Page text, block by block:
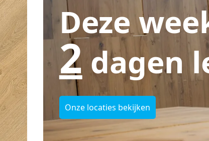
Deze
2 dagen
Onze locaties bekijken